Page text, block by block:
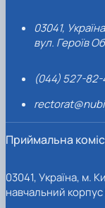
03041,
вул. Героїв
(044) 527-
Приймальна
03041, Україна, м.
навчальний